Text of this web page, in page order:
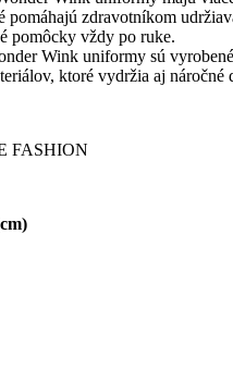
pomáhajú zdravotníkom
pomôcky vždy po ruke.
Wink uniformy sú
ktoré vydržia aj náročné